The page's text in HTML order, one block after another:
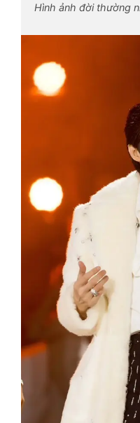
Hình ảnh đời thường